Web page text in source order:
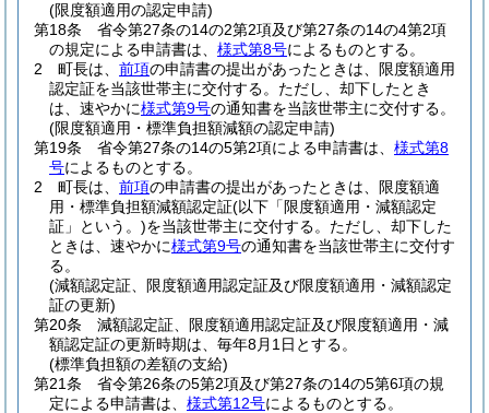
(限度額適用の認定申請)
第18条
省令第27条の14の2第2項及び第27条の14の4第2項
の規定による申請書は、 様式第8号によるものとする。
2
町長は、 前項の申請書の提出があったときは、限度額適用
認定証を当該世帯主に交付する。 ただし、却下したとき
は、速やかに様式第9号の通知書を当該世帯主に交付する。
(限度額適用・標準負担額減額の認定申請)
第19条
省令第27条の14の5第2項による申請書は、 様式第8
号によるものとする。
2
町長は、 前項の申請書の提出があったときは、限度額適
用・標準負担額減額認定証(以下「限度額適用・減額認定
証」という。)を当該世帯主に交付する。 ただし、却下した
ときは、速やかに様式第9号の通知書を当該世帯主に交付す
る。
(減額認定証、限度額適用認定証及び限度額適用・減額認定
証の更新)
第20条
減額認定証、限度額適用認定証及び限度額適用・減
額認定証の更新時期は、毎年8月1日とする。
(標準負担額の差額の支給)
第21条
省令第26条の5第2項及び第27条の14の5第6項の規
定による申請書は、 様式第12号によるものとする。